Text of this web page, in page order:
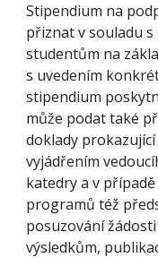
Stipendium na
přiznat v souladu
studentům na
s uvedením
stipendium
může podat také
doklady
vyjádřením
katedry a v
programů též
posuzování
výsledkům,